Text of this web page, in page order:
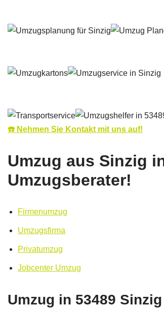
☎️ Nehmen Sie Kontakt mit uns auf!
Umzug aus Sinzig
Umzugsberater!
Firmenumzug
Umzugsfirma
Privatumzug
Jobcenter Umzug
Umzug in 53489